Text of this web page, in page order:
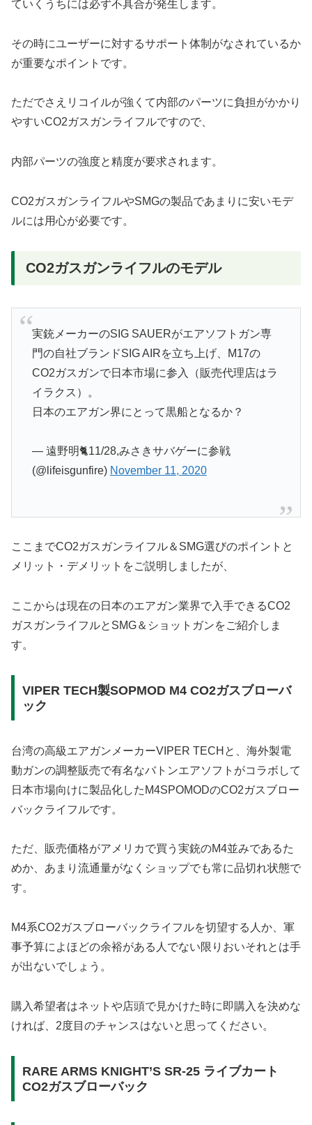
ていくうちには必ず不具合が発生します。
その時にユーザーに対するサポート体制がなされているか
が重要なポイントです。
ただでさえリコイルが強くて内部のパーツに負担がかかり
やすいCO2ガスガンライフルですので、
内部パーツの強度と精度が要求されます。
CO2ガスガンライフルやSMGの製品であまりに安いモデ
ルには用心が必要です。
CO2ガスガンライフルのモデル
実銃メーカーのSIG SAUERがエアソフトガン専
門の自社ブランドSIG AIRを立ち上げ、M17の
CO2ガスガンで日本市場に参入（販売代理店はラ
イラクス）。
日本のエアガン界にとって黒船となるか？
— 遠野明🐈11/28,みさきサバゲーに参戦
(@lifeisgunfire) November 11, 2020
ここまでCO2ガスガンライフル＆SMG選びのポイントと
メリット・デメリットをご説明しましたが、
ここからは現在の日本のエアガン業界で入手できるCO2
ガスガンライフルとSMG＆ショットガンをご紹介しま
す。
VIPER TECH製SOPMOD M4 CO2ガスブローバ
ック
台湾の高級エアガンメーカーVIPER TECHと、海外製電
動ガンの調整販売で有名なバトンエアソフトがコラボして
日本市場向けに製品化したM4SPOMODのCO2ガスブロー
バックライフルです。
ただ、販売価格がアメリカで買う実銃のM4並みであるた
めか、あまり流通量がなくショップでも常に品切れ状態で
す。
M4系CO2ガスブローバックライフルを切望する人か、軍
事予算によほどの余裕がある人でない限りおいそれとは手
が出ないでしょう。
購入希望者はネットや店頭で見かけた時に即購入を決めな
ければ、2度目のチャンスはないと思ってください。
RARE ARMS KNIGHT’S SR-25 ライブカート
CO2ガスブローバック